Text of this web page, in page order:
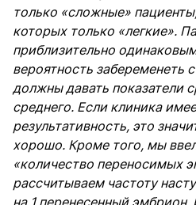
только «сложные»
которых только «легкие».
приблизительно
вероятность
должны давать показатели
среднего. Если клиника
результативность, это
хорошо. Кроме того, мы
«количество переносимых
рассчитываем частоту
на 1 перенесенный эмбрион.